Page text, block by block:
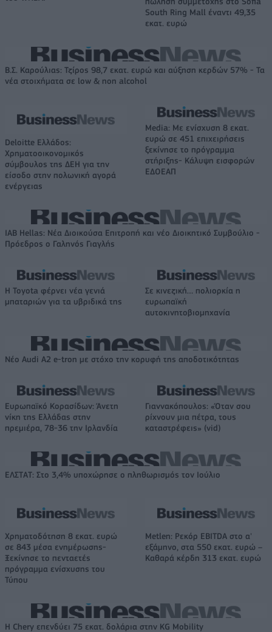
South Ring Mall έναντι 49,35
εκατ. ευρώ
Β.Σ. Καρούλιας: Τζίρος 98,7 εκατ. ευρώ και αύξηση κερδών 57% - Τα
νέα στοιχήματα σε low & non alcohol
Deloitte Ελλάδος:
Χρηματοοικονομικός
σύμβουλος της ΔΕΗ για την
είσοδο στην πολωνική αγορά
ενέργειας
Media: Με ενίσχυση 8 εκατ.
ευρώ σε 451 επιχειρήσεις
ξεκίνησε το πρόγραμμα
στήριξης- Κάλυψη εισφορών
ΕΔΟΕΑΠ
IAB Hellas: Νέα Διοικούσα Επιτροπή και νέο Διοικητικό Συμβούλιο -
Πρόεδρος ο Γαληνός Γιαγλής
Η Toyota φέρνει νέα γενιά
μπαταριών για τα υβριδικά της
Σε κινεζική… πολιορκία η
ευρωπαϊκή
αυτοκινητοβιομηχανία
Νέο Audi A2 e-tron με στόχο την κορυφή της αποδοτικότητας
Ευρωπαϊκό Κορασίδων: Άνετη
νίκη της Ελλάδας στην
πρεμιέρα, 78-36 την Ιρλανδία
Γιαννακόπουλος: «Όταν σου
ρίχνουν μια πέτρα, τους
καταστρέφεις» (vid)
ΕΛΣΤΑΤ: Στο 3,4% υποχώρησε ο πληθωρισμός τον Ιούλιο
Χρηματοδότηση 8 εκατ. ευρώ
σε 843 μέσα ενημέρωσης-
Ξεκίνησε το πενταετές
πρόγραμμα ενίσχυσης του
Τύπου
Metlen: Ρεκόρ EBITDA στο α'
εξάμηνο, στα 550 εκατ. ευρώ –
Καθαρά κέρδη 313 εκατ. ευρώ
Η Chery επενδύει 75 εκατ. δολάρια στην KG Mobility